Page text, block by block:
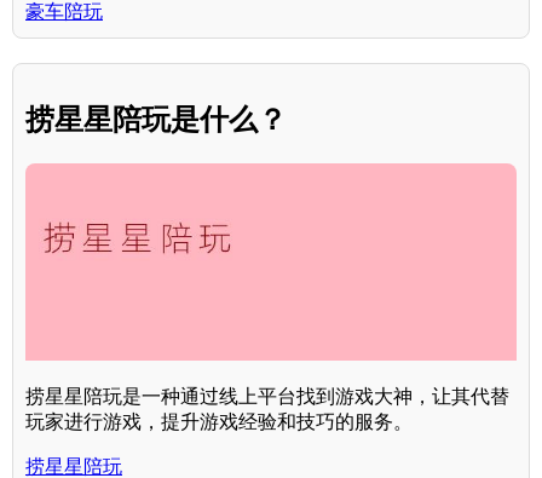
豪车陪玩
捞星星陪玩是什么？
捞星星陪玩是一种通过线上平台找到游戏大神，让其代替
玩家进行游戏，提升游戏经验和技巧的服务。
捞星星陪玩